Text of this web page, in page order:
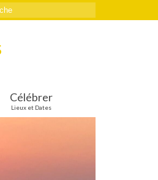
Célébrer
Lieux et Dates